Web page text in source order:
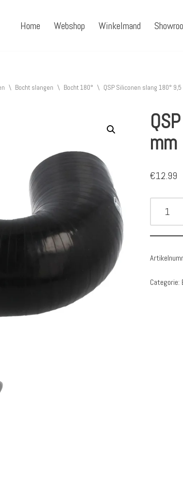
Home Webshop Winkelmand
\ Bocht slangen \ Bocht 180° \ QSP Siliconen slang 180°
mm
€12.99
Categorie: